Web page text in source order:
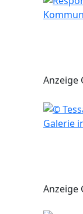
Anzeige
Galerie
Anzeige